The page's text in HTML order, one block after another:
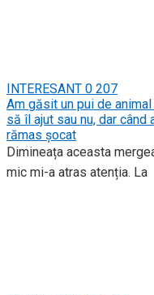
INTERESANT 0 207
Am găsit un pui de
să îl ajut sau nu, dar
rămas șocat
Dimineața aceasta
mic mi-a atras atenția. La